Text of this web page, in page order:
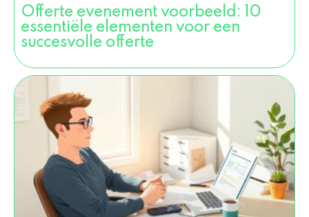
Offerte evenement voorbeeld: 10
essentiële elementen voor een
succesvolle offerte